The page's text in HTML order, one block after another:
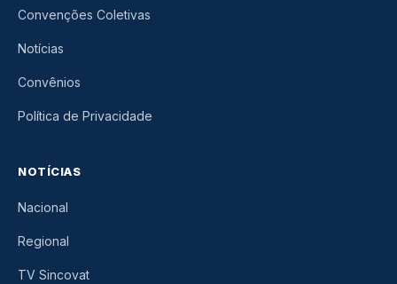
Convenções Coletivas
Notícias
Convênios
Política de Privacidade
NOTÍCIAS
Nacional
Regional
TV Sincovat